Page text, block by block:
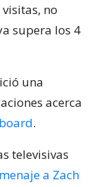
no
supera los 4
una
acerca
.
televisivas
a Zach